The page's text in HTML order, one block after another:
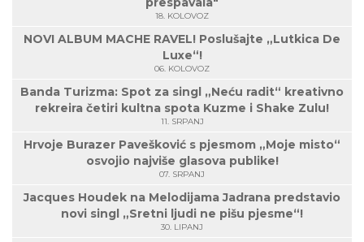
18. KOLOVOZ
NOVI ALBUM MACHE RAVEL! Poslušajte „Lutkica De
Luxe“!
06. KOLOVOZ
Banda Turizma: Spot za singl „Neću radit“ kreativno
rekreira četiri kultna spota Kuzme i Shake Zulu!
11. SRPANJ
Hrvoje Burazer Pavešković s pjesmom „Moje misto“
osvojio najviše glasova publike!
07. SRPANJ
Jacques Houdek na Melodijama Jadrana predstavio
novi singl „Sretni ljudi ne pišu pjesme“!
30. LIPANJ